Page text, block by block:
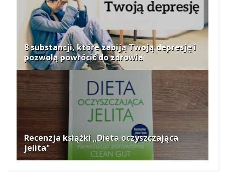
8 substancji, które zabiją Twoją depresję i
pozwolą powrócić do zdrowia
Recenzja książki „Dieta oczyszczająca
jelita"